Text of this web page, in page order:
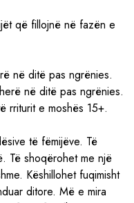
që fillojnë në fazën e
në ditë pas ngrënies.
në ditë pas ngrënies.
rriturit e moshës 15+.
të fëmijëve. Të
Të shoqërohet me një
Këshillohet fuqimisht
ditore. Më e mira